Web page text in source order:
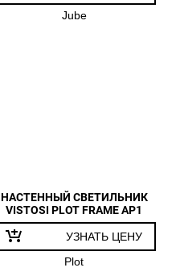
Jube
НАСТЕННЫЙ СВЕТИЛЬНИК
VISTOSI PLOT FRAME AP1
УЗНАТЬ ЦЕНУ
Plot